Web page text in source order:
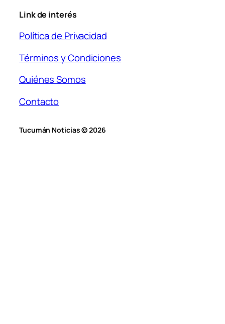
Link de interés
Política de Privacidad
Términos y Condiciones
Quiénes Somos
Contacto
Tucumán Noticias © 2026